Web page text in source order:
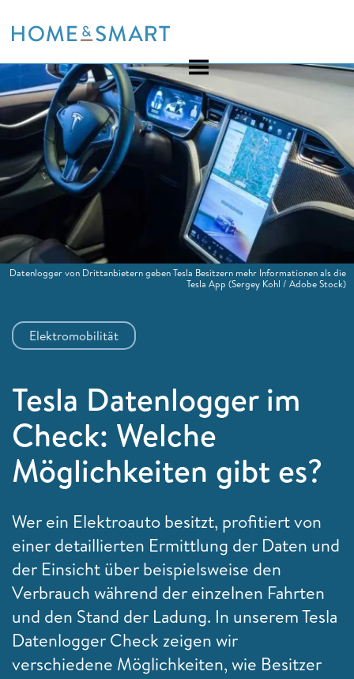
to
Elektromobilität
Tesla Datenlogger im
Check: Welche
Möglichkeiten gibt es?
Wer ein Elektroauto besitzt, profitiert von
einer detaillierten Ermittlung der Daten und
der Einsicht über beispielsweise den
Verbrauch während der einzelnen Fahrten
und den Stand der Ladung. In unserem Tesla
Datenlogger Check zeigen wir
verschiedene Möglichkeiten, wie Besitzer
Datenlogger von Drittanbietern geben Tesla Besitzern mehr Informationen als die
Tesla App (Sergey Kohl / Adobe Stock)